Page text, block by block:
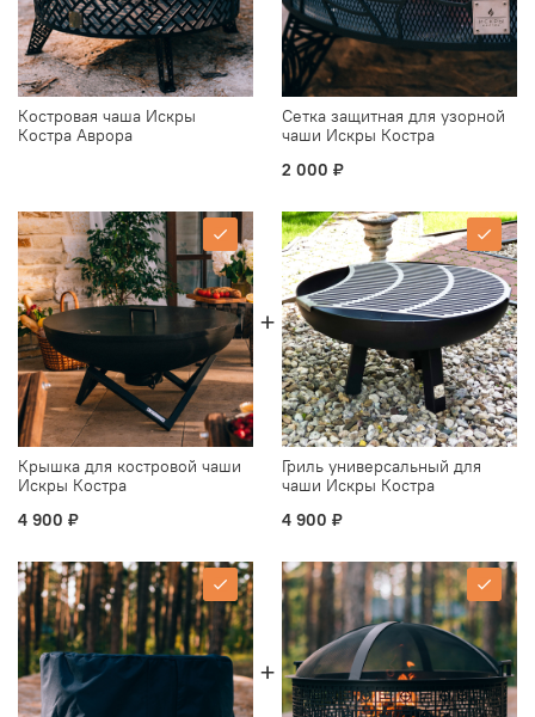
Костровая чаша Искры
Костра Аврора
Сетка защитная для узорной
чаши Искры Костра
2 000 ₽
Крышка для костровой чаши
Искры Костра
4 900 ₽
Гриль универсальный для
чаши Искры Костра
4 900 ₽